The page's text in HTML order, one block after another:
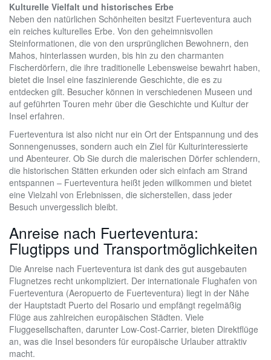
Kulturelle Vielfalt und historisches Erbe
Neben den natürlichen Schönheiten besitzt Fuerteventura auch
ein reiches kulturelles Erbe. Von den geheimnisvollen
Steinformationen, die von den ursprünglichen Bewohnern, den
Mahos, hinterlassen wurden, bis hin zu den charmanten
Fischerdörfern, die ihre traditionelle Lebensweise bewahrt haben,
bietet die Insel eine faszinierende Geschichte, die es zu
entdecken gilt. Besucher können in verschiedenen Museen und
auf geführten Touren mehr über die Geschichte und Kultur der
Insel erfahren.
Fuerteventura ist also nicht nur ein Ort der Entspannung und des
Sonnengenusses, sondern auch ein Ziel für Kulturinteressierte
und Abenteurer. Ob Sie durch die malerischen Dörfer schlendern,
die historischen Stätten erkunden oder sich einfach am Strand
entspannen – Fuerteventura heißt jeden willkommen und bietet
eine Vielzahl von Erlebnissen, die sicherstellen, dass jeder
Besuch unvergesslich bleibt.
Anreise nach Fuerteventura:
Flugtipps und Transportmöglichkeiten
Die Anreise nach Fuerteventura ist dank des gut ausgebauten
Flugnetzes recht unkompliziert. Der internationale Flughafen von
Fuerteventura (Aeropuerto de Fuerteventura) liegt in der Nähe
der Hauptstadt Puerto del Rosario und empfängt regelmäßig
Flüge aus zahlreichen europäischen Städten. Viele
Fluggesellschaften, darunter Low-Cost-Carrier, bieten Direktflüge
an, was die Insel besonders für europäische Urlauber attraktiv
macht.